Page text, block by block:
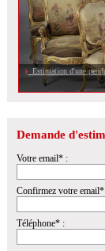
Estimation d'une
Demande
Votre email* :
Confirmez votre
Téléphone* :